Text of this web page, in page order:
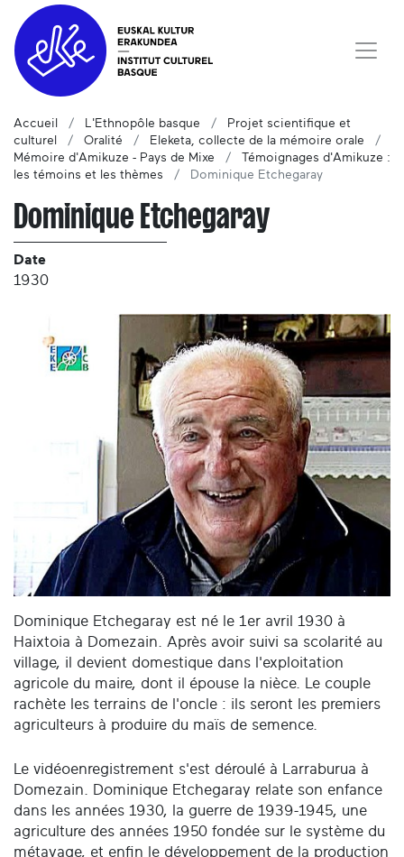
Accueil L'Ethnopôle basque
Projet scientifique et
culturel
Oralité
Eleketa, collecte de la mémoire orale
Mémoire d'Amikuze - Pays de Mixe
Témoignages d'Amikuze :
les témoins et les thèmes
Dominique Etchegaray
Dominique Etchegaray
Date
1930
Dominique Etchegaray est né le 1er avril 1930 à
Haixtoia à Domezain. Après avoir suivi sa scolarité au
village, il devient domestique dans l'exploitation
agricole du maire, dont il épouse la nièce. Le couple
rachète les terrains de l'oncle : ils seront les premiers
agriculteurs à produire du maïs de semence.
Le vidéoenregistrement s'est déroulé à Larraburua à
Domezain. Dominique Etchegaray relate son enfance
dans les années 1930, la guerre de 1939-1945, une
agriculture des années 1950 fondée sur le système du
métayage, et enfin le développement de la production